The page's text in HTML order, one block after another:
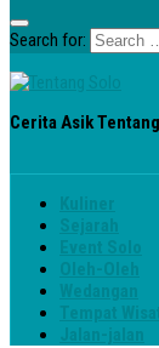
Search for:
Cerita Asik
Kuliner
Sejarah
Event Solo
Oleh-Oleh
Wedangan
Tempat
Jalan-jalan